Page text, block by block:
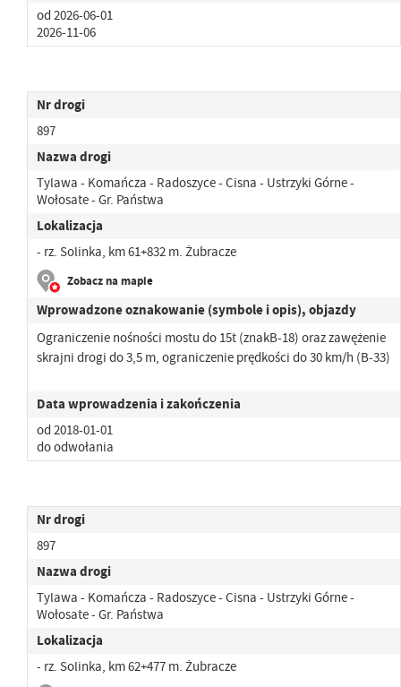
od 2026-06-01
2026-11-06
Nr drogi
897
Nazwa drogi
Tylawa - Komańcza - Radoszyce - Cisna - Ustrzyki Górne -
Wołosate - Gr. Państwa
Lokalizacja
- rz. Solinka, km 61+832 m. Żubracze
Zobacz na mapie
Wprowadzone oznakowanie (symbole i opis), objazdy
Ograniczenie nośności mostu do 15t (znakB-18) oraz zawężenie
skrajni drogi do 3,5 m, ograniczenie prędkości do 30 km/h (B-33)
Data wprowadzenia i zakończenia
od 2018-01-01
do odwołania
Nr drogi
897
Nazwa drogi
Tylawa - Komańcza - Radoszyce - Cisna - Ustrzyki Górne -
Wołosate - Gr. Państwa
Lokalizacja
- rz. Solinka, km 62+477 m. Żubracze